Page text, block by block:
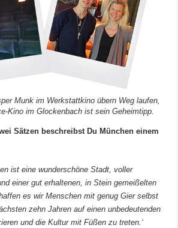
Munk im Werkstattkino übern Weg laufen,
Kino im Glockenbach ist sein Geheimtipp.
Sätzen beschreibst Du München einem
ist eine wunderschöne Stadt, voller
einer gut erhaltenen, in Stein gemeißelten
es wir Menschen mit genug Gier selbst
zehn Jahren auf einen unbedeutenden
und die Kultur mit Füßen zu treten.‘